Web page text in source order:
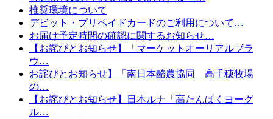
推奨環境について
デビット・プリペイドカードのご利用について…
お届け予定時間の確認に関するお知らせ…
【お詫びとお知らせ】「マーケットオーリアルブラ
ウ…
お詫びとお知らせ】「南日本酪農協同 高千穂牧場
の…
【お詫びとお知らせ】日本ルナ「高たんぱくヨーグ
ル…